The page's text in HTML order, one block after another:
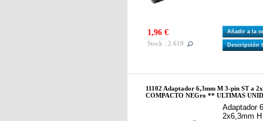
1,96 €
Stock : 2.619
Añadir a la
Descripción
11102 Adaptador 6,3mm M 3-pin ST a
COMPACTO NEGro ** ULTIMAS
Adaptador
2x6,3mm